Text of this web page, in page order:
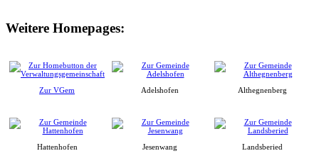
Weitere Homepages:
Zur VGem Adelshofen Althegnenberg
Hattenhofen Jesenwang Landsberied